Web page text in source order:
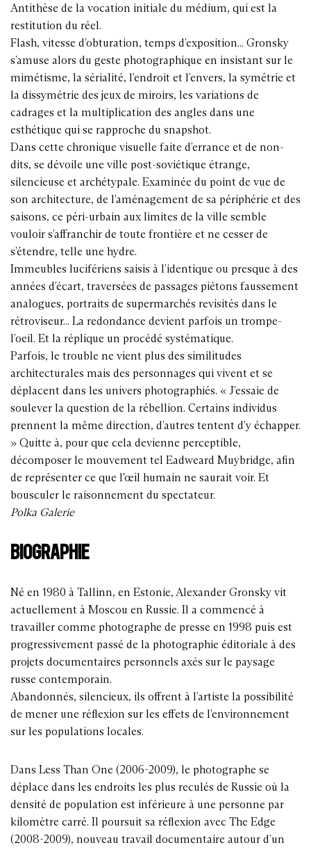
Antithèse de la vocation initiale du médium, qui est la
restitution du réel.
Flash, vitesse d’obturation, temps d’exposition... Gronsky
s’amuse alors du geste photographique en insistant sur le
mimétisme, la sérialité, l’endroit et l’envers, la symétrie et
la dissymétrie des jeux de miroirs, les variations de
cadrages et la multiplication des angles dans une
esthétique qui se rapproche du snapshot.
Dans cette chronique visuelle faite d’errance et de non-
dits, se dévoile une ville post-soviétique étrange,
silencieuse et archétypale. Examinée du point de vue de
son architecture, de l’aménagement de sa périphérie et des
saisons, ce péri-urbain aux limites de la ville semble
vouloir s’affranchir de toute frontière et ne cesser de
s’étendre, telle une hydre.
Immeubles lucifériens saisis à l’identique ou presque à des
années d’écart, traversées de passages piétons faussement
analogues, portraits de supermarchés revisités dans le
rétroviseur... La redondance devient parfois un trompe-
l’oeil. Et la réplique un procédé systématique.
Parfois, le trouble ne vient plus des similitudes
architecturales mais des personnages qui vivent et se
déplacent dans les univers photographiés. « J’essaie de
soulever la question de la rébellion. Certains individus
prennent la même direction, d’autres tentent d’y échapper.
» Quitte à, pour que cela devienne perceptible,
décomposer le mouvement tel Eadweard Muybridge, afin
de représenter ce que l'œil humain ne saurait voir. Et
bousculer le raisonnement du spectateur.
Polka Galerie
BIOGRAPHIE
Né en 1980 à Tallinn, en Estonie, Alexander Gronsky vit
actuellement à Moscou en Russie. Il a commencé à
travailler comme photographe de presse en 1998 puis est
progressivement passé de la photographie éditoriale à des
projets documentaires personnels axés sur le paysage
russe contemporain.
Abandonnés, silencieux, ils offrent à l’artiste la ­possibilité
de mener une réflexion sur les effets de l’environnement
sur les populations locales.
Dans Less Than One (2006-2009), le photographe se
déplace dans les endroits les plus reculés de Russie où la
densité de population est inférieure à une personne par
kilomètre carré. Il poursuit sa réflexion avec The Edge
(2008-2009), nouveau travail documentaire autour d’un